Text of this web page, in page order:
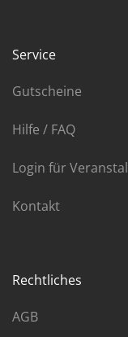
Service
Gutscheine
Hilfe / FAQ
Login für
Kontakt
Rechtliches
AGB